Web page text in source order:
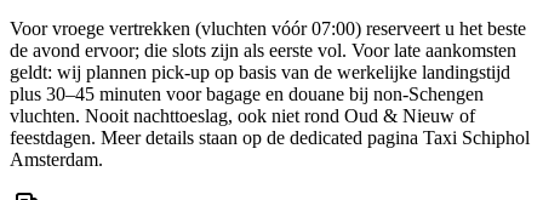
Voor vroege vertrekken (vluchten vóór 07:00) reserveert u het beste
de avond ervoor; die slots zijn als eerste vol. Voor late aankomsten
geldt: wij plannen pick-up op basis van de werkelijke landingstijd
plus 30–45 minuten voor bagage en douane bij non-Schengen
vluchten. Nooit nachttoeslag, ook niet rond Oud & Nieuw of
feestdagen. Meer details staan op de dedicated pagina Taxi Schiphol
Amsterdam.